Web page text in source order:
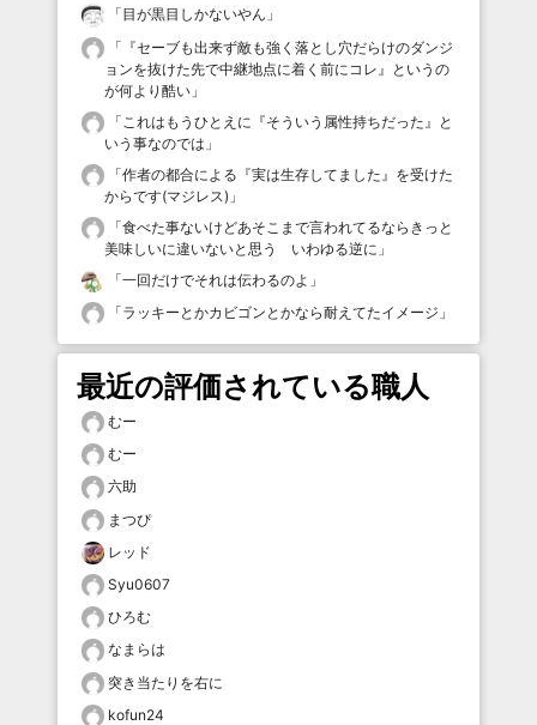
「目が黒目しかないやん 」
「 『セーブも出来ず敵も強く落とし穴だらけのダンジ
ョンを抜けた先で中継地点に着く前にコレ』というの
が何より酷い 」
「 これはもうひとえに『そういう属性持ちだった』と
いう事なのでは 」
「作者の都合による『実は生存してました』を受けた
からです(マジレス) 」
「食べた事ないけどあそこまで言われてるならきっと
美味しいに違いないと思う いわゆる逆に 」
「一回だけでそれは伝わるのよ 」
「ラッキーとかカビゴンとかなら耐えてたイメージ 」
最近の評価されている職人
むー
むー
六助
まつぴ
レッド
Syu0607
ひろむ
なまらは
突き当たりを右に
kofun24